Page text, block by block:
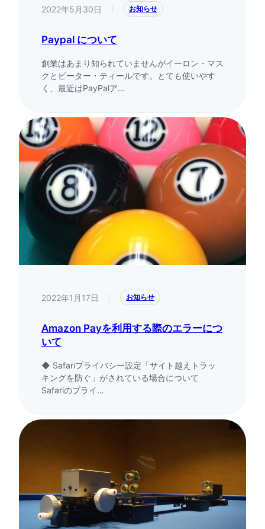
2022年5月30日 お知らせ
Paypal について
創業はあまり知られていませんがイーロン・マス
クとピーター・ティールです。とても使いやす
く、最近はPayPalア…
2022年1月17日 お知らせ
Amazon Payを利用する際のエラーにつ
いて
◆ Safariプライバシー設定「サイト越えトラッ
キングを防ぐ」がされている場合について
Safariのプライ…